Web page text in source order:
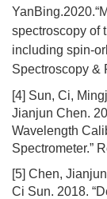
YanBing.2020.“
spectroscopy of
including spin-
Spectroscopy &
[4] Sun, Ci,
Jianjun Chen.
Wavelength
Spectrometer.”
[5] Chen,
Ci Sun. 2018.